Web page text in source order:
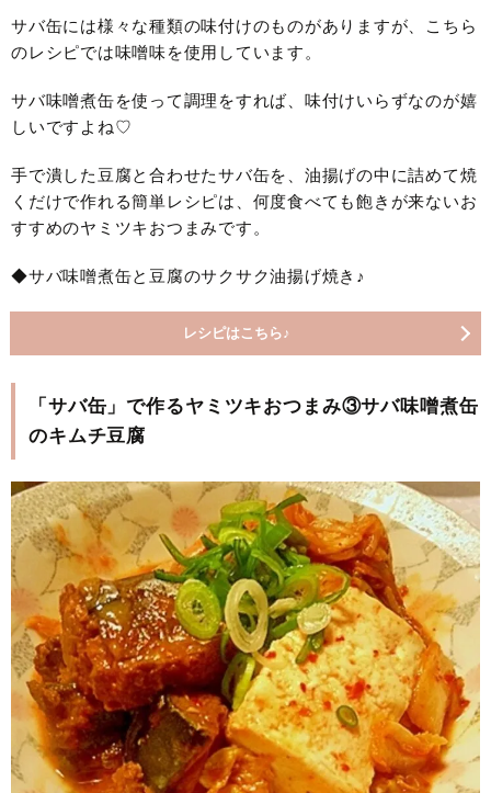
サバ缶には様々な種類の味付けのものがありますが、こちら
のレシピでは味噌味を使用しています。
サバ味噌煮缶を使って調理をすれば、味付けいらずなのが嬉
しいですよね♡
手で潰した豆腐と合わせたサバ缶を、油揚げの中に詰めて焼
くだけで作れる簡単レシピは、何度食べても飽きが来ないお
すすめのヤミツキおつまみです。
◆サバ味噌煮缶と豆腐のサクサク油揚げ焼き♪
レシピはこちら♪
「サバ缶」で作るヤミツキおつまみ③サバ味噌煮缶
のキムチ豆腐